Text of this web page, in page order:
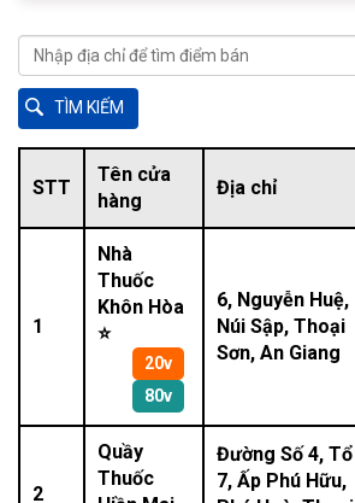
STT
Tên cửa
hàng
Địa chỉ
1
Nhà
Thuốc
Khôn Hòa
⭐
20v
80v
6, Nguyễn Huệ,
Núi Sập, Thoại
Sơn, An Giang
2
Quầy
Thuốc
Đường Số 4, Tổ
7, Ấp Phú Hữu,